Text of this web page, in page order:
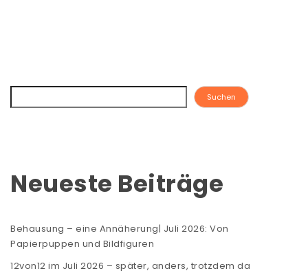
Suchen
Neueste Beiträge
Behausung – eine Annäherung| Juli 2026: Von
Papierpuppen und Bildfiguren
12von12 im Juli 2026 – später, anders, trotzdem da